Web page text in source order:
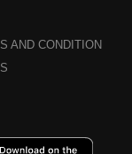
AND CONDITION